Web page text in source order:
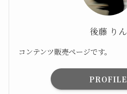
後藤 りん
コンテンツ販売ページです。
PROFILE